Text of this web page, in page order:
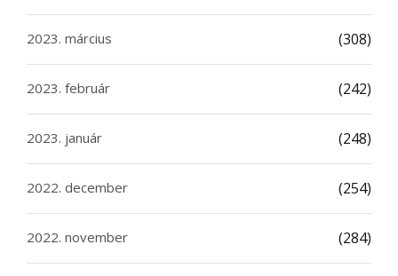
2023. március (308)
2023. február (242)
2023. január (248)
2022. december (254)
2022. november (284)